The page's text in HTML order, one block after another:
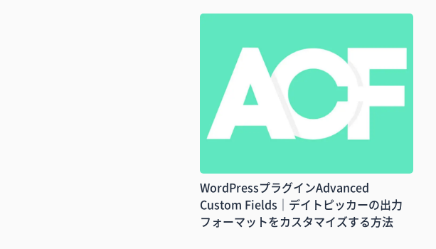
WordPressプラグインAdvanced
Custom Fields｜デイトピッカーの出力
フォーマットをカスタマイズする方法